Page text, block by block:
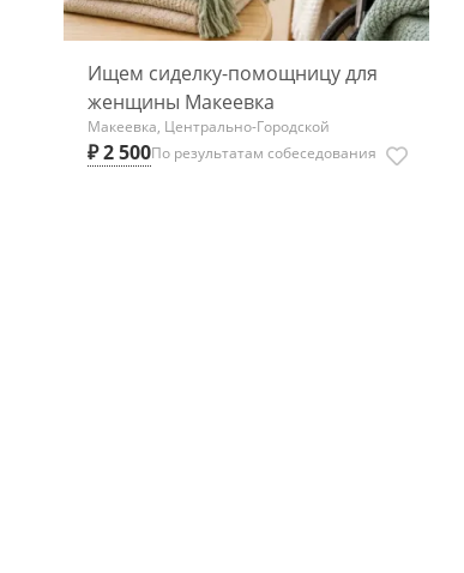
Ищем сиделку-помощницу для
женщины Макеевка
Макеевка, Центрально-Городской
₽ 2 500По результатам собеседования